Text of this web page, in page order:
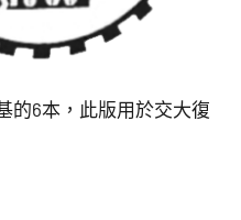
的6本，此版用於交大復